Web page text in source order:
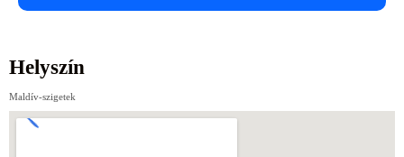
Helyszín
Maldív-szigetek